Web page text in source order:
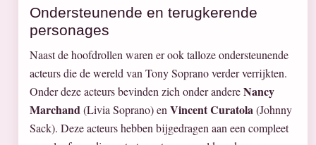
Ondersteunende en terugkerende
personages
Naast de hoofdrollen waren er ook talloze ondersteunende
acteurs die de wereld van Tony Soprano verder verrijkten.
Onder deze acteurs bevinden zich onder andereNancy
Marchand(Livia Soprano) en Vincent Curatola(Johnny
Sack). Deze acteurs hebben bijgedragen aan een compleet